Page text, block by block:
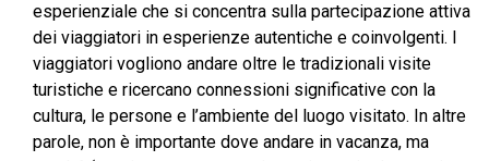
esperienziale che si concentra sulla partecipazione attiva
dei viaggiatori in esperienze autentiche e coinvolgenti. I
viaggiatori vogliono andare oltre le tradizionali visite
turistiche e ricercano connessioni significative con la
cultura, le persone e l’ambiente del luogo visitato. In altre
parole, non è importante dove andare in vacanza, ma